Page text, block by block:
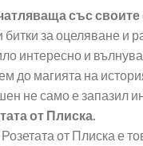
със
за оцеляване и
интересно и
до магията на
не само е запазил
от Плиска.
от Плиска е